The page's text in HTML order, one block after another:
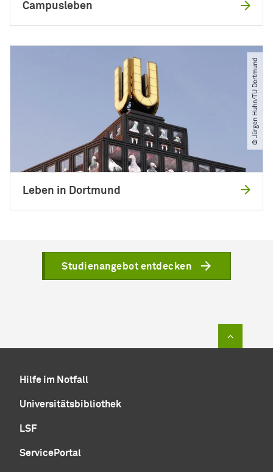
Campusleben
© Jürgen Huhn​/​TU Dortmund
Leben in Dortmund
Studienangebot entdecken
Hilfe im Notfall
Universitätsbibliothek
LSF
ServicePortal